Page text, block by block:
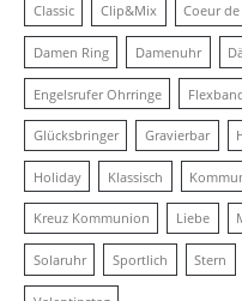
Classic Clip&Mix Coeur
Damen Ring Damenuhr
Engelsrufer Ohrringe
Glücksbringer Gravierbar
Holiday Klassisch
Kreuz Kommunion Liebe
Solaruhr Sportlich Stern